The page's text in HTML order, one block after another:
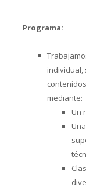
Programa:
individual,
mediante:
Un